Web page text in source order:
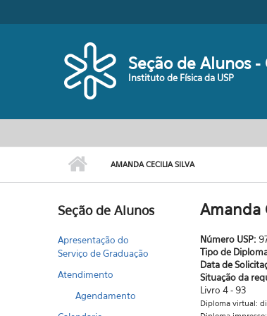
Seção de Alunos -
Instituto de Física da USP
AMANDA CECILIA SILVA
Seção de Alunos
Apresentação do
Serviço de Graduação
Atendimento
Agendamento
Amanda
Número USP:
Tipo de
Data de
Situação da
Livro 4 - 93
Diploma virtual: